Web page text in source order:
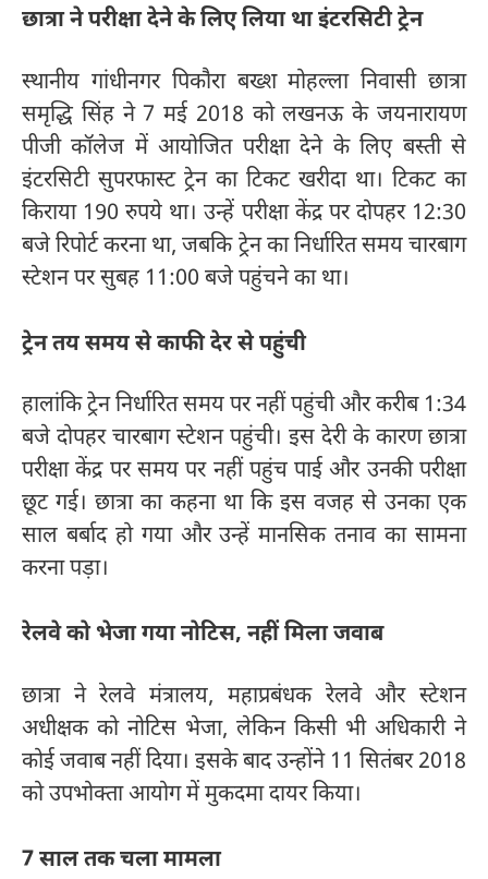
छात्रा ने परीक्षा देने के लिए लिया था इंटरसिटी ट्रेन
स्थानीय गांधीनगर पिकौरा बख्श मोहल्ला निवासी छात्रा
समृद्धि सिंह ने 7 मई 2018 को लखनऊ के जयनारायण
पीजी कॉलेज में आयोजित परीक्षा देने के लिए बस्ती से
इंटरसिटी सुपरफास्ट ट्रेन का टिकट खरीदा था। टिकट का
किराया 190 रुपये था। उन्हें परीक्षा केंद्र पर दोपहर 12:30
बजे रिपोर्ट करना था, जबकि ट्रेन का निर्धारित समय चारबाग
स्टेशन पर सुबह 11:00 बजे पहुंचने का था।
ट्रेन तय समय से काफी देर से पहुंची
हालांकि ट्रेन निर्धारित समय पर नहीं पहुंची और करीब 1:34
बजे दोपहर चारबाग स्टेशन पहुंची। इस देरी के कारण छात्रा
परीक्षा केंद्र पर समय पर नहीं पहुंच पाई और उनकी परीक्षा
छूट गई। छात्रा का कहना था कि इस वजह से उनका एक
साल बर्बाद हो गया और उन्हें मानसिक तनाव का सामना
करना पड़ा।
रेलवे को भेजा गया नोटिस, नहीं मिला जवाब
छात्रा ने रेलवे मंत्रालय, महाप्रबंधक रेलवे और स्टेशन
अधीक्षक को नोटिस भेजा, लेकिन किसी भी अधिकारी ने
कोई जवाब नहीं दिया। इसके बाद उन्होंने 11 सितंबर 2018
को उपभोक्ता आयोग में मुकदमा दायर किया।
7 साल तक चला मामला